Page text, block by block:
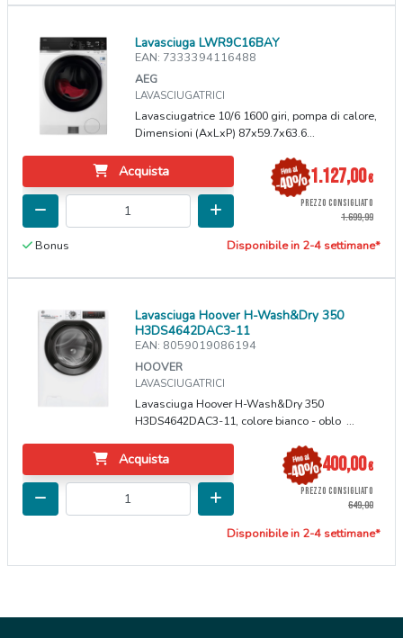
Lavasciuga LWR9C16BAY
EAN: 7333394116488
AEG
LAVASCIUGATRICI
Lavasciugatrice 10/6 1600 giri, pompa di calore,
Dimensioni (AxLxP) 87x59.7x63.6...
Acquista 1.127,00€
PREZZO CONSIGLIATO
1.699,99
Bonus Disponibile in 2-4 settimane*
Lavasciuga Hoover H-Wash&Dry 350
H3DS4642DAC3-11
EAN: 8059019086194
HOOVER
LAVASCIUGATRICI
Lavasciuga Hoover H-Wash&Dry 350
H3DS4642DAC3-11, colore bianco - oblo ...
Acquista 400,00€
PREZZO CONSIGLIATO
649,00
Disponibile in 2-4 settimane*